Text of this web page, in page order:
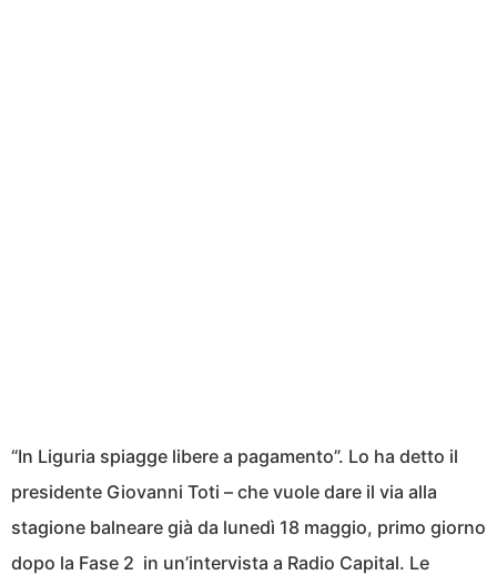
“In Liguria spiagge libere a pagamento”. Lo ha detto il
presidente Giovanni Toti – che vuole dare il via alla
stagione balneare già da lunedì 18 maggio, primo giorno
dopo la Fase 2 in un’intervista a Radio Capital. Le